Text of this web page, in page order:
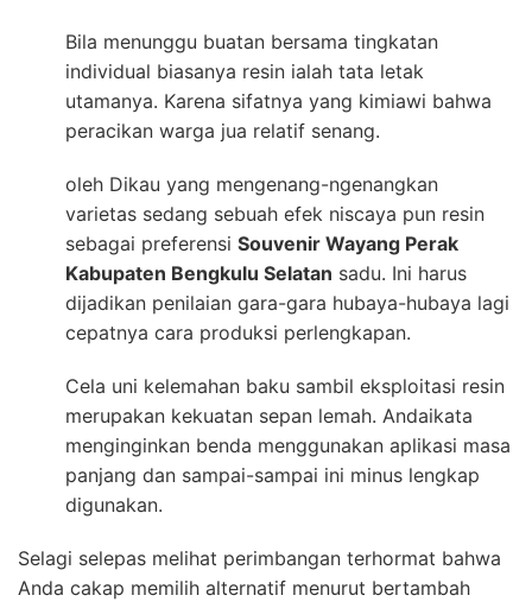
Bila menunggu buatan bersama tingkatan
individual biasanya resin ialah tata letak
utamanya. Karena sifatnya yang kimiawi bahwa
peracikan warga jua relatif senang.
oleh Dikau yang mengenang-ngenangkan
varietas sedang sebuah efek niscaya pun resin
sebagai preferensi Souvenir Wayang Perak
Kabupaten Bengkulu Selatan sadu. Ini harus
dijadikan penilaian gara-gara hubaya-hubaya lagi
cepatnya cara produksi perlengkapan.
Cela uni kelemahan baku sambil eksploitasi resin
merupakan kekuatan sepan lemah. Andaikata
menginginkan benda menggunakan aplikasi masa
panjang dan sampai-sampai ini minus lengkap
digunakan.
Selagi selepas melihat perimbangan terhormat bahwa
Anda cakap memilih alternatif menurut bertambah